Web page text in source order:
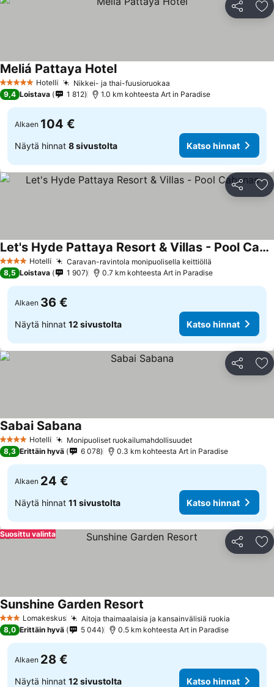
Jaa
5 Tähtiluokitus
Hotelli Nikkei- ja thai-fuusioruokaa
Meliá Pattaya Hotel
9,4 Loistava 1 812 1.0 km kohteesta Art in Paradise
Alkaen 104 €
Näytä hinnat 8 sivustolta Katso hinnat
Jaa
4 Tähtiluokitus
Hotelli Caravan-ravintola monipuolisella keittiöllä
Let's Hyde Pattaya Resort & Villas - Pool Cabanas
8,5 Loistava 1 907 0.7 km kohteesta Art in Paradise
Alkaen 36 €
Näytä hinnat 12 sivustolta Katso hinnat
Jaa
4 Tähtiluokitus
Hotelli Monipuoliset ruokailumahdollisuudet
Sabai Sabana
8,3 Erittäin hyvä 6 078 0.3 km kohteesta Art in Paradise
Alkaen 24 €
Näytä hinnat 11 sivustolta Katso hinnat
Jaa
Suosittu valinta
3 Tähtiluokitus
Lomakeskus Aitoja thaimaalaisia ja kansainvälisiä ruokia
Sunshine Garden Resort
8,0 Erittäin hyvä 5 044 0.5 km kohteesta Art in Paradise
Alkaen 28 €
Näytä hinnat 12 sivustolta Katso hinnat